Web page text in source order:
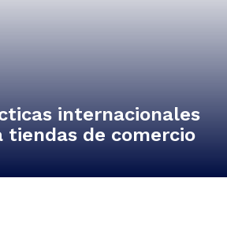
internacionales
tiendas de comercio